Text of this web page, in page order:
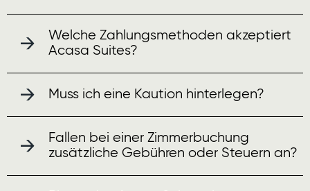
Welche Zahlungsmethoden akzeptiert
Acasa Suites?
Muss ich eine Kaution hinterlegen?
Fallen bei einer Zimmerbuchung
zusätzliche Gebühren oder Steuern an?